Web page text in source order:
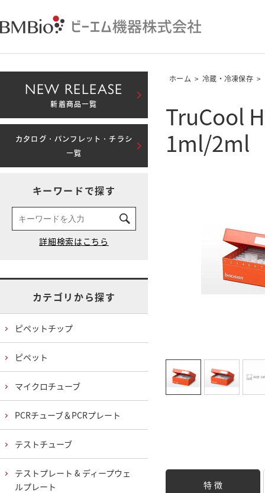
ホーム > 冷蔵・冷凍保存 >
TruCool
1ml/2ml
特 徴
NEW RELEASE
新着商品一覧
カタログ・パンフレット・チラシ
一覧
キーワードで探す
カテゴリから探す
ピペットチップ
ピペット
マイクロチューブ
PCRチューブ＆PCRプレート
テストチューブ
テストプレート & ディープウェ
ルプレート